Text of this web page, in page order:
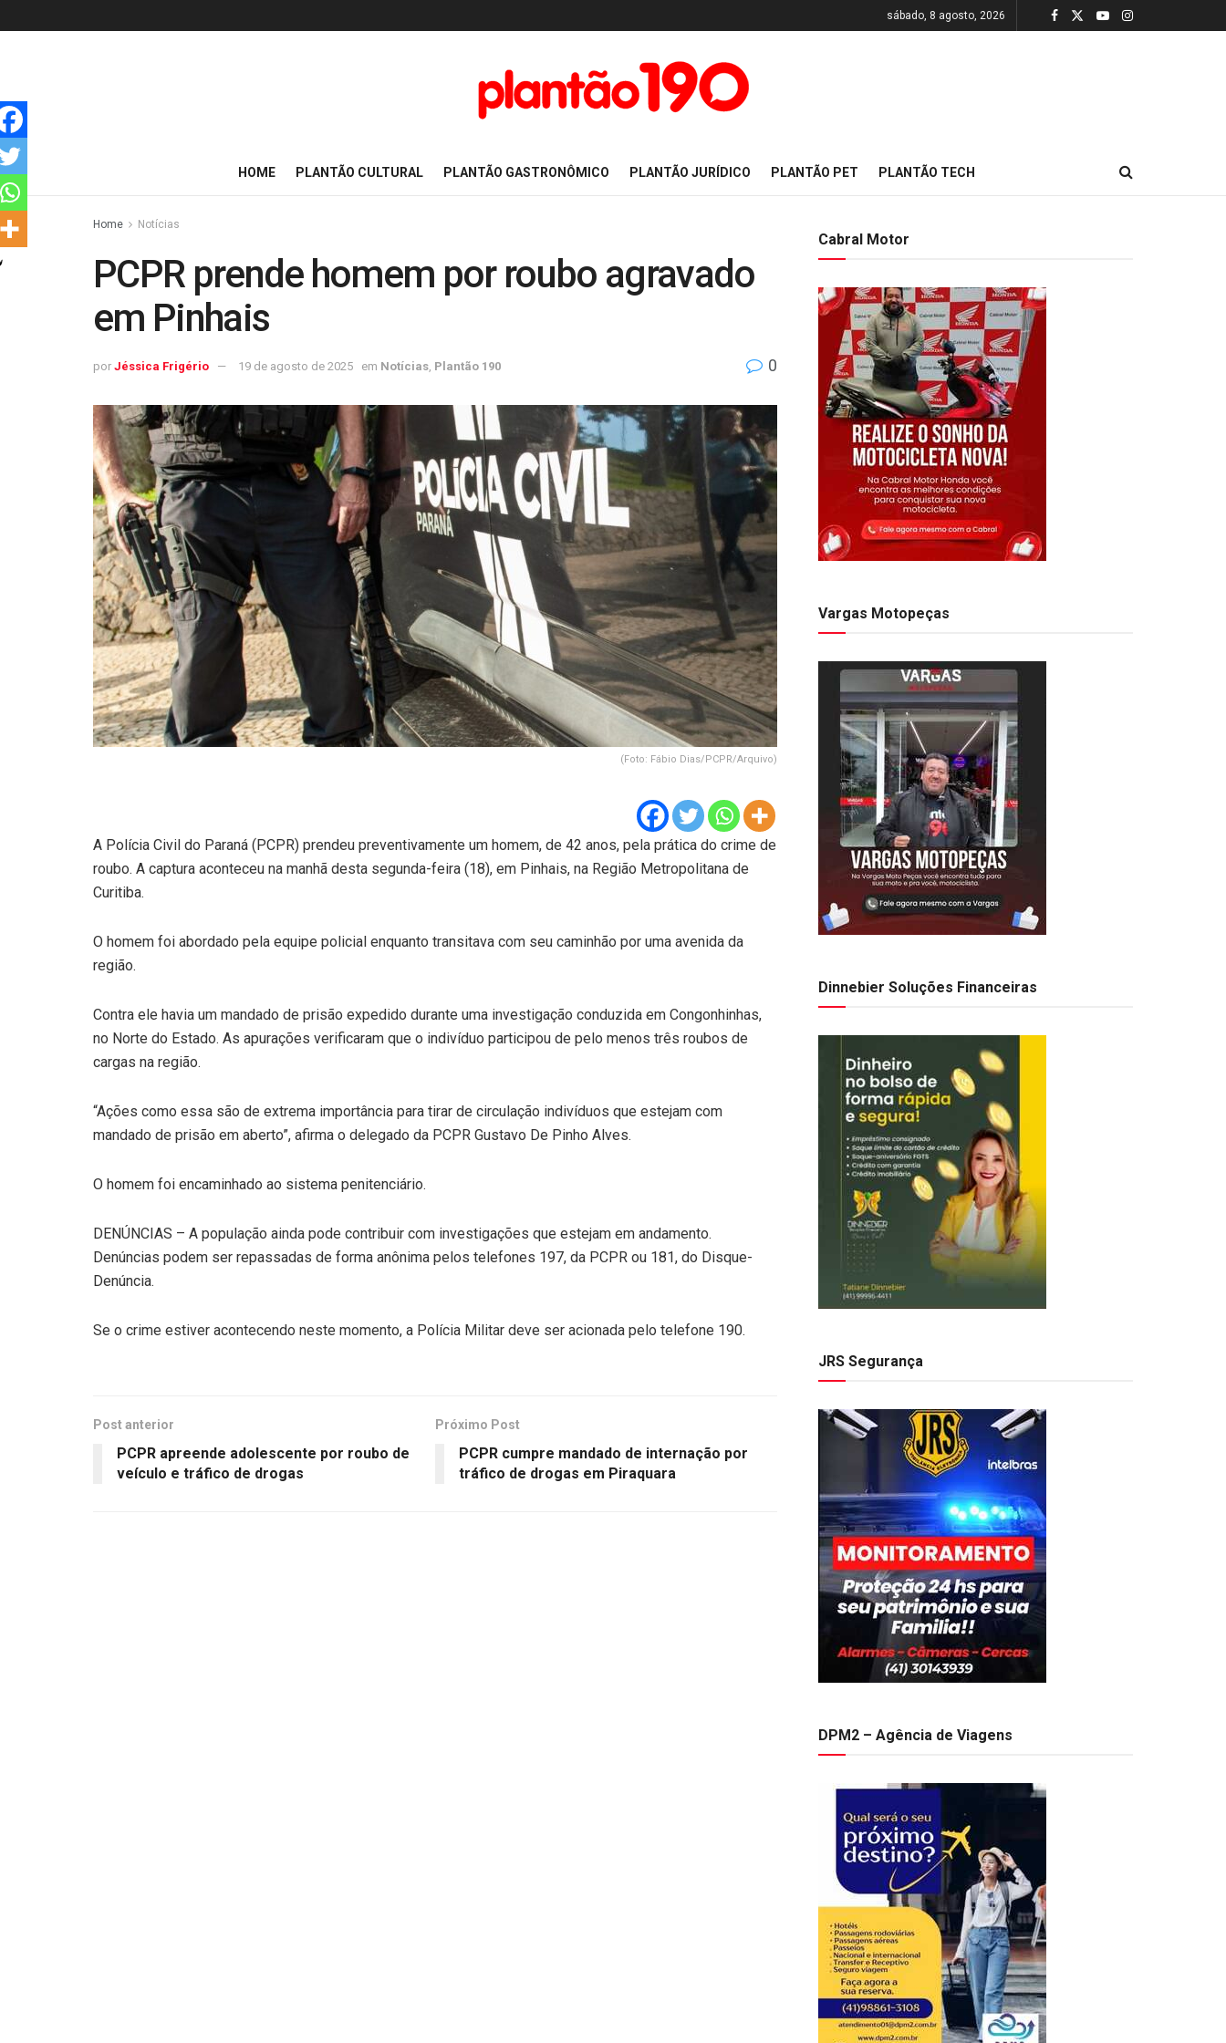
sábado, 8 agosto, 2026
HOME PLANTÃO CULTURAL PLANTÃO GASTRONÔMICO PLANTÃO JURÍDICO PLANTÃO PET PLANTÃO TECH
Home Notícias
PCPR prende homem por roubo agravado
em Pinhais
por Jéssica Frigério 19 de agosto de 2025 em Notícias Plantão 190 0
(Foto: Fábio Dias/PCPR/Arquivo)
A Polícia Civil do Paraná (PCPR) prendeu preventivamente um homem, de 42 anos, pela prática do crime de
roubo. A captura aconteceu na manhã desta segunda-feira (18), em Pinhais, na Região Metropolitana de
Curitiba.
O homem foi abordado pela equipe policial enquanto transitava com seu caminhão por uma avenida da
região.
Contra ele havia um mandado de prisão expedido durante uma investigação conduzida em Congonhinhas,
no Norte do Estado. As apurações verificaram que o indivíduo participou de pelo menos três roubos de
cargas na região.
“Ações como essa são de extrema importância para tirar de circulação indivíduos que estejam com
mandado de prisão em aberto”, afirma o delegado da PCPR Gustavo De Pinho Alves.
O homem foi encaminhado ao sistema penitenciário.
DENÚNCIAS – A população ainda pode contribuir com investigações que estejam em andamento.
Denúncias podem ser repassadas de forma anônima pelos telefones 197, da PCPR ou 181, do Disque-
Denúncia.
Se o crime estiver acontecendo neste momento, a Polícia Militar deve ser acionada pelo telefone 190.
Post anterior
PCPR apreende adolescente por roubo de
veículo e tráfico de drogas
Próximo Post
PCPR cumpre mandado de internação por
tráfico de drogas em Piraquara
Cabral Motor
Vargas Motopeças
Dinnebier Soluções Financeiras
JRS Segurança
DPM2 – Agência de Viagens